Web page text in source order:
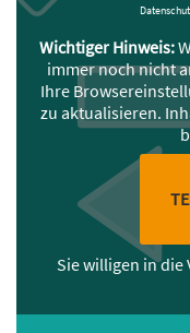
Wichtiger Hinweis:
immer noch nicht
Ihre
zu aktualisieren.
Sie willigen in die